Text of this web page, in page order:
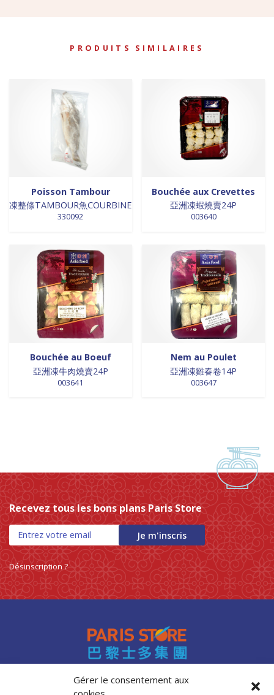
Gérer le consentement aux
PRODUITS SIMILAIRES
Poisson Tambour
凍整條TAMBOUR魚COURBINE
330092
Bouchée aux Crevettes
亞洲凍蝦燒賣24P
003640
Bouchée au Boeuf
亞洲凍牛肉燒賣24P
003641
Nem au Poulet
亞洲凍雞春卷14P
003647
Recevez tous les bons plans Paris Store
Je m'inscris
Désinscription ?